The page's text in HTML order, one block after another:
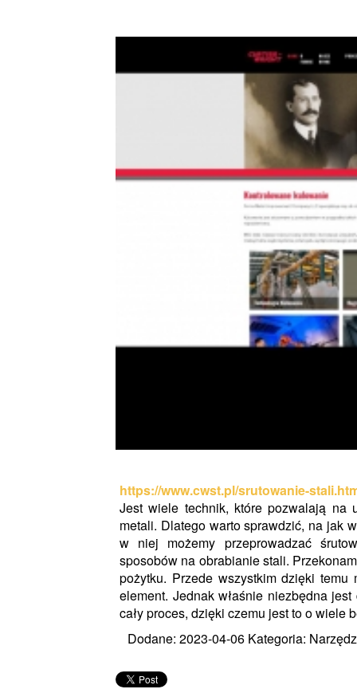
https://www.cwst.pl/srutowanie-
Jest wiele technik, które pozwalają na
metali. Dlatego warto sprawdzić, na jak
w niej możemy przeprowadzać
sposobów na obrabianie stali.
pożytku. Przede wszystkim dzięki
element. Jednak właśnie niezbędna
cały proces, dzięki czemu jest to o
Dodane: 2023-04-06 Kategoria: